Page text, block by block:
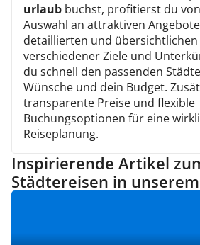
urlaub buchst, profitierst du
Auswahl an attraktiven
detaillierten und übersichtlichen
verschiedener Ziele und
du schnell den passenden
Wünsche und dein Budget.
transparente Preise und flexible
Buchungsoptionen für eine
Reiseplanung.
Inspirierende Artikel
Städtereisen in